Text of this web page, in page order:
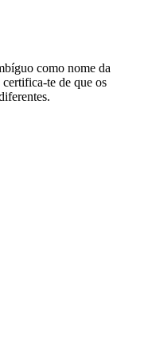
como nome da
te de que os